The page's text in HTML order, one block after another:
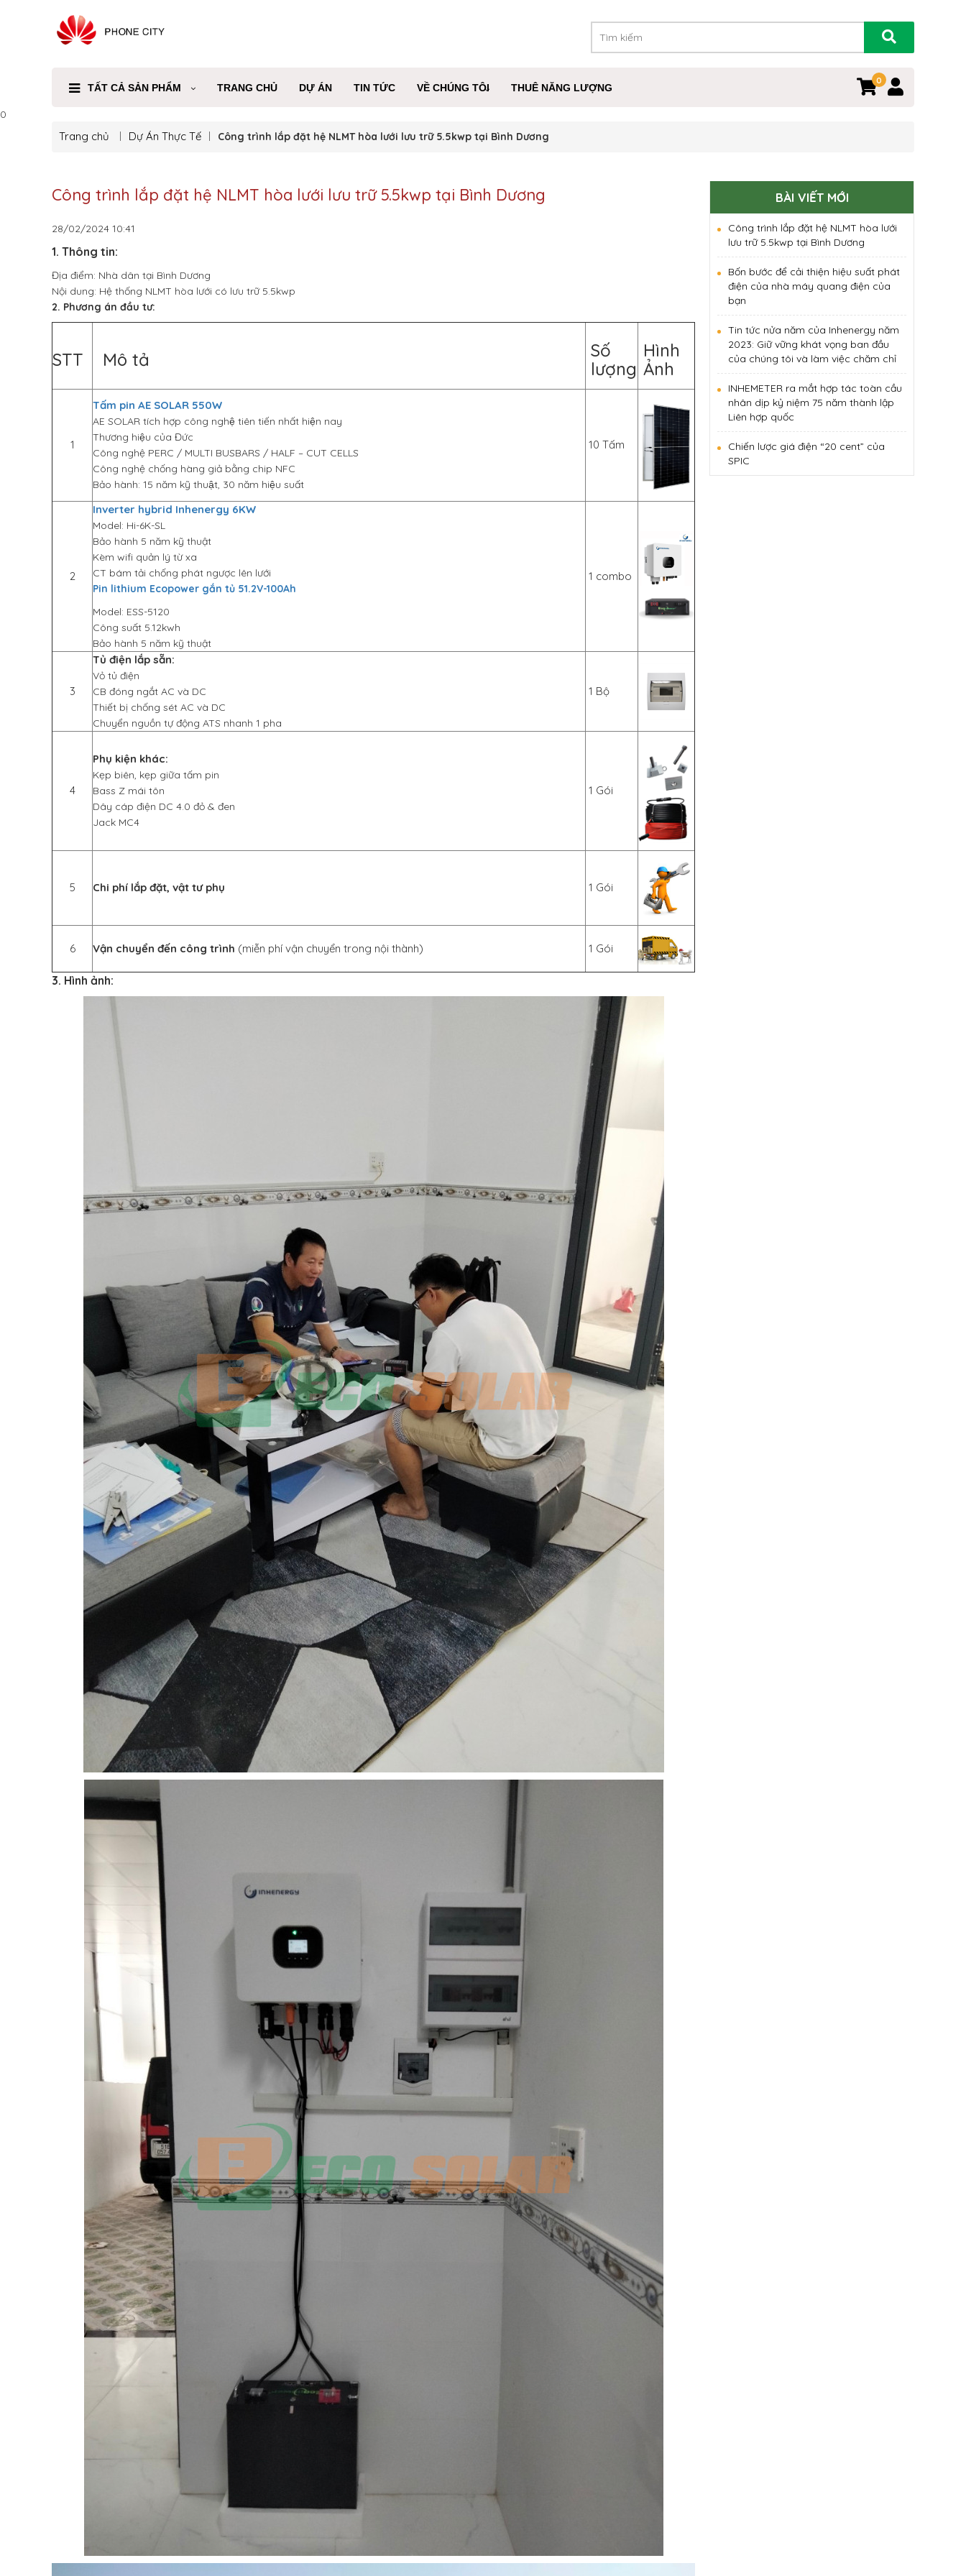
TẤT CẢ SẢN PHẨM TRANG CHỦ DỰ ÁN TIN TỨC VỀ CHÚNG TÔI THUÊ NĂNG LƯỢNG
0
0
Trang chủ Dự Án Thực Tế Công trình lắp đặt hệ NLMT hòa lưới lưu trữ 5.5kwp tại Bình Dương
Công trình lắp đặt hệ NLMT hòa lưới lưu trữ 5.5kwp tại Bình Dương
28/02/2024 10:41
1. Thông tin:
Địa điểm: Nhà dân tại Bình Dương
Nội dung: Hệ thống NLMT hòa lưới có lưu trữ 5.5kwp
2. Phương án đầu tư:
STT Mô tả
Số
lượng
Hình
Ảnh
1
Tấm pin AE SOLAR 550W
AE SOLAR tích hợp công nghệ tiên tiến nhất hiện nay
Thương hiệu của Đức
Công nghệ PERC / MULTI BUSBARS / HALF – CUT CELLS
Công nghệ chống hàng giả bằng chip NFC
Bảo hành: 15 năm kỹ thuật, 30 năm hiệu suất
10 Tấm
2
Inverter hybrid Inhenergy 6KW
Model: Hi-6K-SL
Bảo hành 5 năm kỹ thuật
Kèm wifi quản lý từ xa
CT bám tải chống phát ngược lên lưới
Pin lithium Ecopower gắn tủ 51.2V-100Ah
Model: ESS-5120
Công suất 5.12kwh
Bảo hành 5 năm kỹ thuật
1 combo
3
Tủ điện lắp sẵn:
Vỏ tủ điện
CB đóng ngắt AC và DC
Thiết bị chống sét AC và DC
Chuyển nguồn tự động ATS nhanh 1 pha
1 Bộ
4
Phụ kiện khác:
Kẹp biên, kẹp giữa tấm pin
Bass Z mái tôn
Dây cáp điện DC 4.0 đỏ & đen
Jack MC4
1 Gói
5 Chi phí lắp đặt, vật tư phụ 1 Gói
6 Vận chuyển đến công trình (miễn phí vận chuyển trong nội thành) 1 Gói
3. Hình ảnh:
BÀI VIẾT MỚI
Công trình lắp đặt hệ NLMT hòa lưới
lưu trữ 5.5kwp tại Bình Dương
Bốn bước để cải thiện hiệu suất phát
điện của nhà máy quang điện của
bạn
Tin tức nửa năm của Inhenergy năm
2023: Giữ vững khát vọng ban đầu
của chúng tôi và làm việc chăm chỉ
INHEMETER ra mắt hợp tác toàn cầu
nhân dịp kỷ niệm 75 năm thành lập
Liên hợp quốc
Chiến lược giá điện “20 cent” của
SPIC